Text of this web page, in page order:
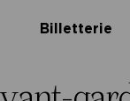
Billetterie